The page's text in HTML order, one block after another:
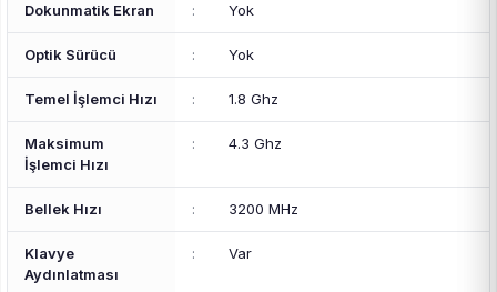
Dokunmatik Ekran : Yok
Optik Sürücü : Yok
Temel İşlemci Hızı : 1.8 Ghz
Maksimum
İşlemci Hızı
: 4.3 Ghz
Bellek Hızı : 3200 MHz
Klavye
Aydınlatması
: Var